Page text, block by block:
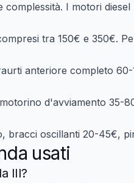
complessità. I motori
tra 150€ e 350€.
anteriore completo 60-
d'avviamento 35-
bracci oscillanti 20-45€,
usati
III?